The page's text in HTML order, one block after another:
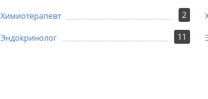
2
Химиотерапевт
11
Эндокринолог